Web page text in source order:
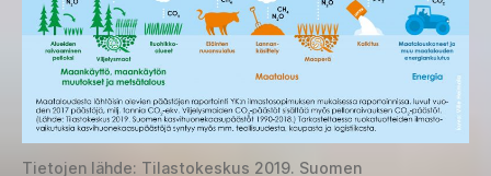
Tietojen lähde: Tilastokeskus 2019. Suomen